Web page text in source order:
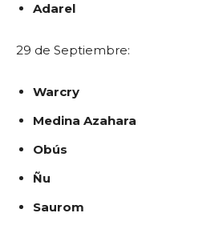
Adarel
29 de Septiembre:
Warcry
Medina Azahara
Obús
Ñu
Saurom